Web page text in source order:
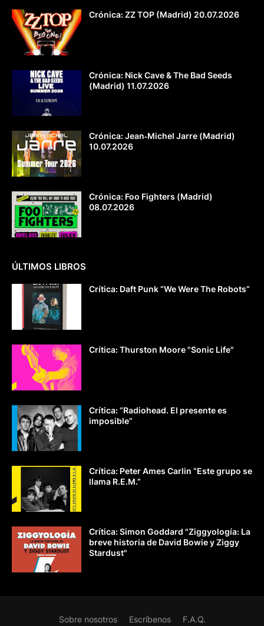
Crónica: ZZ TOP (Madrid) 20.07.2026
Crónica: Nick Cave & The Bad Seeds
(Madrid) 11.07.2026
Crónica: Jean‐Michel Jarre (Madrid)
10.07.2026
Crónica: Foo Fighters (Madrid)
08.07.2026
ÚLTIMOS LIBROS
Crítica: Daft Punk “We Were The Robots”
Crítica: Thurston Moore "Sonic Life"
Crítica: “Radiohead. El presente es
imposible”
Crítica: Peter Ames Carlin “Este grupo se
llama R.E.M.”
Crítica: Simon Goddard "Ziggyología: La
breve historia de David Bowie y Ziggy
Stardust"
Sobre nosotros Escríbenos F.A.Q.